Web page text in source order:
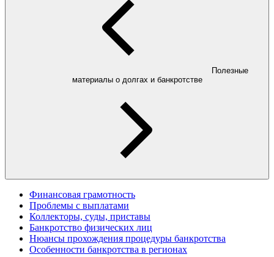
Полезные
материалы о долгах и банкротстве
Финансовая грамотность
Проблемы с выплатами
Коллекторы, суды, приставы
Банкротство физических лиц
Нюансы прохождения процедуры банкротства
Особенности банкротства в регионах